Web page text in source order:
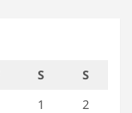
S
S
1
2